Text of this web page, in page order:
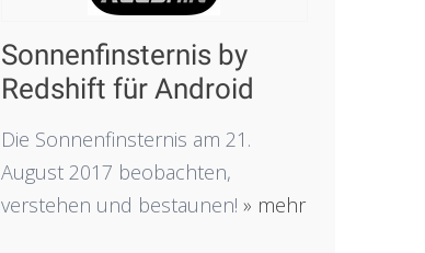
Sonnenfinsternis by
Redshift für Android
Die Sonnenfinsternis am 21.
August 2017 beobachten,
verstehen und bestaunen! » mehr